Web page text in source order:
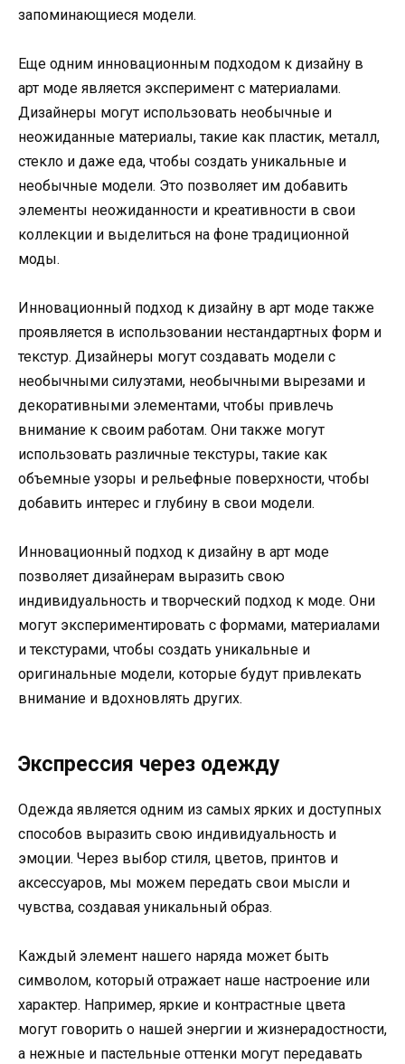
запоминающиеся модели.
Еще одним инновационным подходом к дизайну в
арт моде является эксперимент с материалами.
Дизайнеры могут использовать необычные и
неожиданные материалы, такие как пластик, металл,
стекло и даже еда, чтобы создать уникальные и
необычные модели. Это позволяет им добавить
элементы неожиданности и креативности в свои
коллекции и выделиться на фоне традиционной
моды.
Инновационный подход к дизайну в арт моде также
проявляется в использовании нестандартных форм и
текстур. Дизайнеры могут создавать модели с
необычными силуэтами, необычными вырезами и
декоративными элементами, чтобы привлечь
внимание к своим работам. Они также могут
использовать различные текстуры, такие как
объемные узоры и рельефные поверхности, чтобы
добавить интерес и глубину в свои модели.
Инновационный подход к дизайну в арт моде
позволяет дизайнерам выразить свою
индивидуальность и творческий подход к моде. Они
могут экспериментировать с формами, материалами
и текстурами, чтобы создать уникальные и
оригинальные модели, которые будут привлекать
внимание и вдохновлять других.
Экспрессия через одежду
Одежда является одним из самых ярких и доступных
способов выразить свою индивидуальность и
эмоции. Через выбор стиля, цветов, принтов и
аксессуаров, мы можем передать свои мысли и
чувства, создавая уникальный образ.
Каждый элемент нашего наряда может быть
символом, который отражает наше настроение или
характер. Например, яркие и контрастные цвета
могут говорить о нашей энергии и жизнерадостности,
а нежные и пастельные оттенки могут передавать